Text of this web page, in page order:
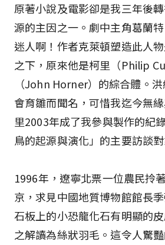
原著小說及電影卻是我三年後
源的主因之一。劇中主角葛蘭
迷人啊！作者克萊頓塑造此人
之下，原來他是柯里（Philip
（John Horner）的綜合體。
會育雛而聞名，可惜我迄今無
里2003年成了我參與製作的紀
鳥的起源與演化」的主要訪談對
1996年，遼寧北票一位農民拎
京，求見中國地質博物館館長
石板上的小恐龍化石有明顯的
之解讀為絲狀羽毛。這令人驚